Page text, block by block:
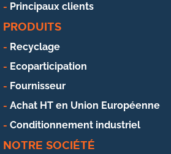
Principaux clients
PRODUITS
Recyclage
Ecoparticipation
Fournisseur
Achat HT en Union Européenne
Conditionnement industriel
NOTRE SOCIÉTÉ